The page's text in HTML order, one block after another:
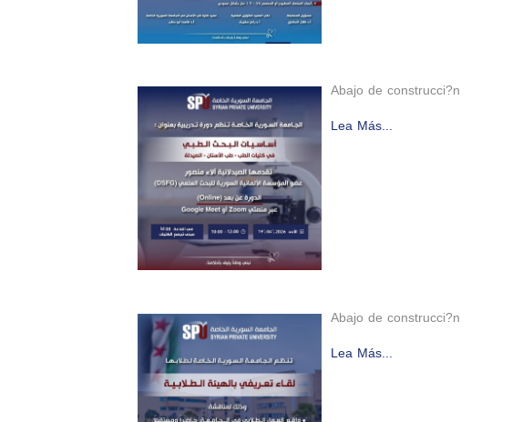
Abajo de construcci?n
Lea Más...
Abajo de construcci?n
Lea Más...